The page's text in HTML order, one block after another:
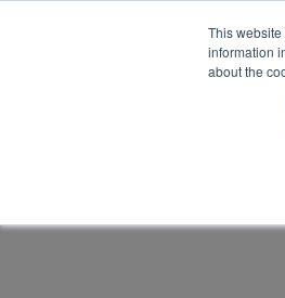
This
information
about the